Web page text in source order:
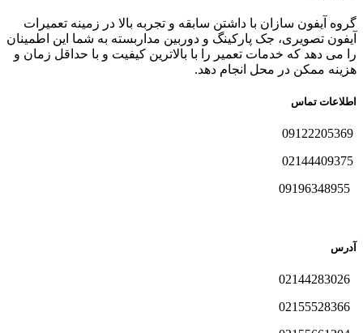
گروه آیفون سازان با داشتن سابقه و تجربه بالا در زمینه تعمیرات
آیفون تصویری، جک پارکینگ و دوربین مداربسته به شما این اطمینان
را می دهد که خدمات تعمیر را با بالاترین کیفیت و با حداقل زمان و
هزینه ممکن در محل انجام دهد.
اطلاعات تماس
آدرس